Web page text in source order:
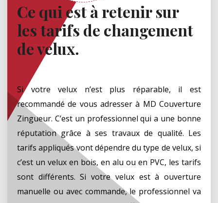
Ce qui est à retenir sur
les tarifs de changement
de velux.
Si votre velux n’est plus réparable, il est
recommandé de vous adresser à MD Couverture
Zingueur. C’est un professionnel qui a une bonne
réputation grâce à ses travaux de qualité. Les
tarifs appliqués vont dépendre du type de velux, si
c’est un velux en bois, en alu ou en PVC, les tarifs
sont différents. Si votre velux est à ouverture
manuelle ou avec commande, le professionnel va